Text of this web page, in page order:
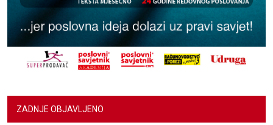
ZADNJE OBJAVLJENO